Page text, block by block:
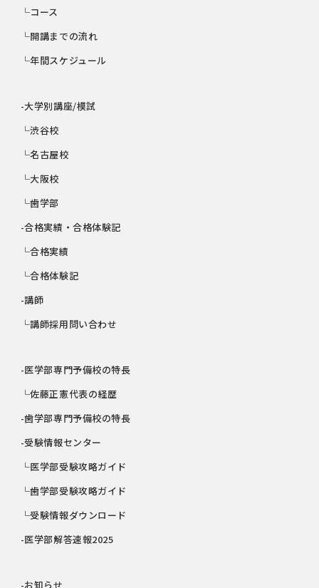
└コース
└開講までの流れ
└年間スケジュール
-大学別講座/模試
└渋谷校
└名古屋校
└大阪校
└歯学部
-合格実績・合格体験記
└合格実績
└合格体験記
-講師
└講師採用問い合わせ
-医学部専門予備校の特長
└佐藤正憲代表の経歴
-歯学部専門予備校の特長
-受験情報センター
└医学部受験攻略ガイド
└歯学部受験攻略ガイド
└受験情報ダウンロード
-医学部解答速報2025
-お知らせ